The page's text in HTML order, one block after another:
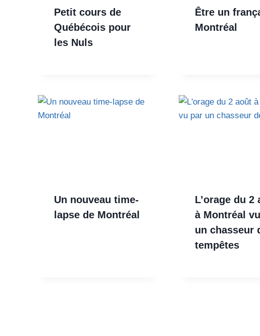
Petit cours de
Québécois pour
les Nuls
Être un
Montréal
Un nouveau time-
lapse de Montréal
L’orage du 2
à Montréal
un chasseur
tempêtes